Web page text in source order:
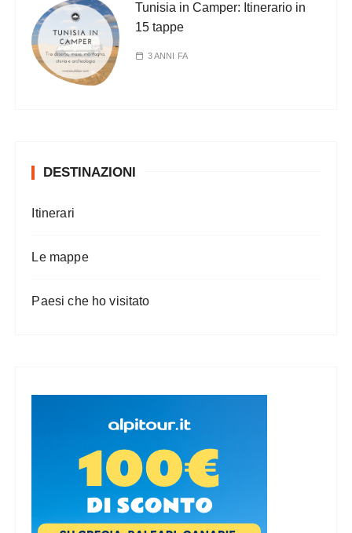
Tunisia in Camper: Itinerario in
15 tappe
3 ANNI FA
DESTINAZIONI
Itinerari
Le mappe
Paesi che ho visitato